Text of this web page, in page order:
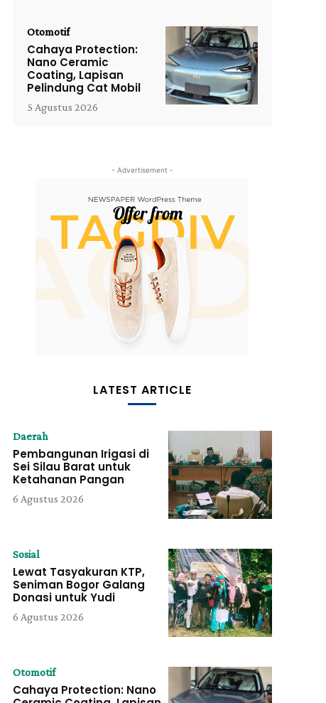
Otomotif
Cahaya Protection:
Nano Ceramic
Coating, Lapisan
Pelindung Cat Mobil
5 Agustus 2026
- Advertisement -
LATEST ARTICLE
Daerah
Pembangunan Irigasi di
Sei Silau Barat untuk
Ketahanan Pangan
6 Agustus 2026
Sosial
Lewat Tasyakuran KTP,
Seniman Bogor Galang
Donasi untuk Yudi
6 Agustus 2026
Otomotif
Cahaya Protection: Nano